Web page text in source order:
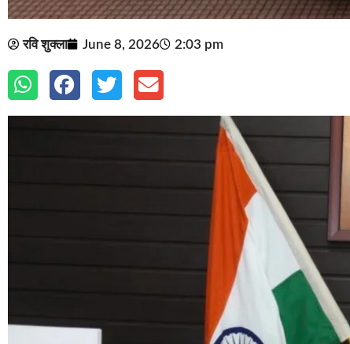
रवि शुक्ला June 8, 2026 2:03 pm